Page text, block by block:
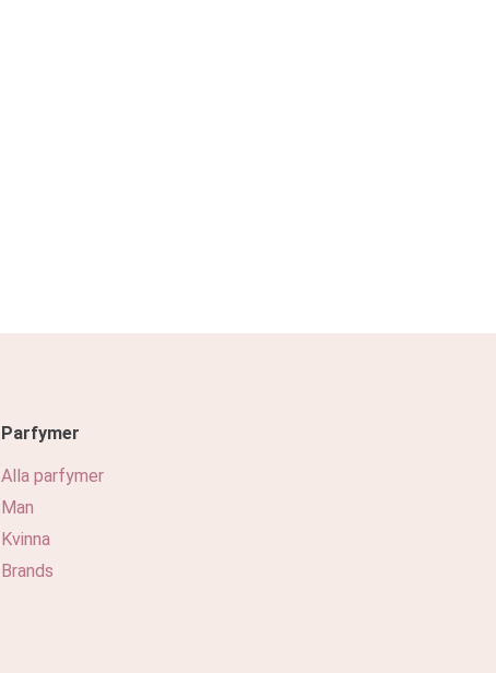
Parfymer
Alla parfymer
Man
Kvinna
Brands